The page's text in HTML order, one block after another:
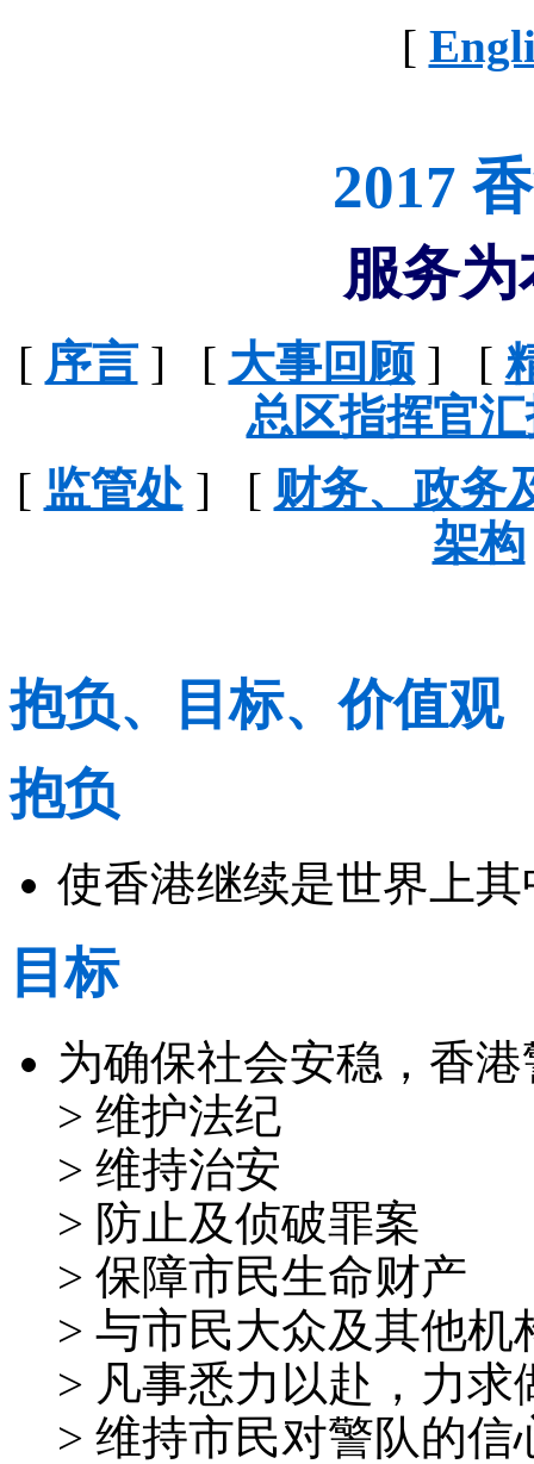
[
2017
服务
[ 序言] [ 大事回顾] [
总区指挥官
[ 监管处 ] [ 财务、政务
架构
抱负、目标、价值观
抱负
使香港继续是世界上
目标
为确保社会安稳，香
> 维护法纪
> 维持治安
> 防止及侦破罪案
> 保障市民生命财产
> 与市民大众及其他
> 凡事悉力以赴，力求
> 维持市民对警队的信